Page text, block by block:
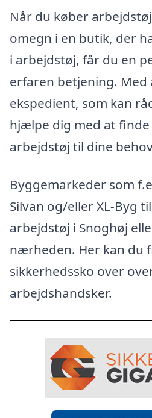
Når du køber
omegn i en butik, der
i arbejdstøj, får du en
erfaren betjening. Med
ekspedient, som kan
hjælpe dig med at
arbejdstøj til dine
Byggemarkeder som
Silvan og/eller XL-Byg
arbejdstøj i Snoghøj
nærheden. Her kan du
sikkerhedssko over
arbejdshandsker.